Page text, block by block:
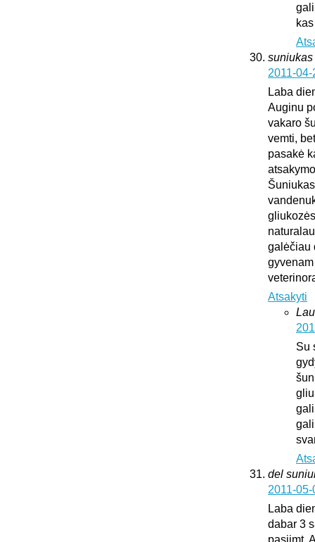
suniukas
2011-
Laba
Auginu
vakaro
vemti,
pasakė
galėčiau
Atsakyti
Su
del
2011-
Laba
dabar 3
pasiimt.